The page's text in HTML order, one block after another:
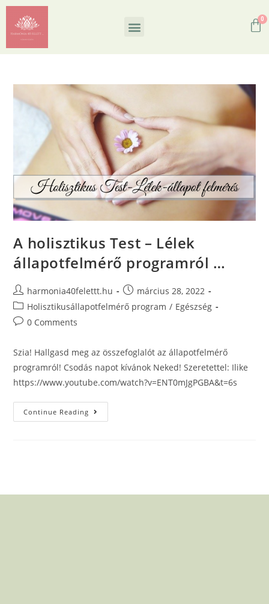
A holisztikus Test – Lélek
állapotfelmérő programról …
harmonia40felettt.hu
március 28, 2022
Holisztikusállapotfelmérő program / Egészség
0 Comments
Szia! Hallgasd meg az összefoglalót az állapotfelmérő
programról! Csodás napot kívánok Neked! Szeretettel: Ilike
https://www.youtube.com/watch?v=ENT0mJgPGBA&t=6s
Continue Reading